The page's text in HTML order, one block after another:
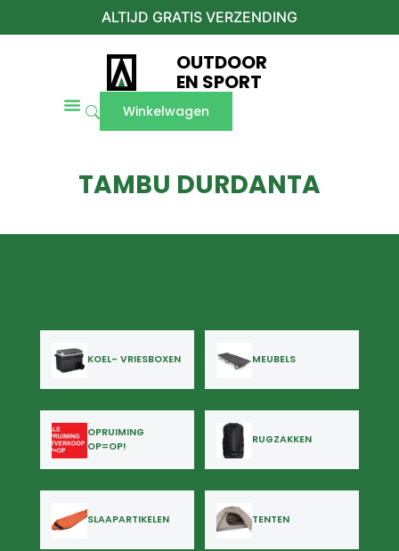
ALTIJD GRATIS VERZENDING
OUTDOOR
EN SPORT
Winkelwagen
TAMBU DURDANTA
KOEL- VRIESBOXEN MEUBELS
OPRUIMING
OP=OP!
RUGZAKKEN
SLAAPARTIKELEN TENTEN